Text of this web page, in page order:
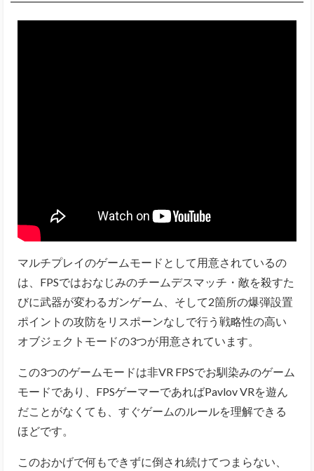
マルチプレイのゲームモードとして用意されているの
は、FPSではおなじみのチームデスマッチ・敵を殺すた
びに武器が変わるガンゲーム、そして2箇所の爆弾設置
ポイントの攻防をリスポーンなしで行う戦略性の高い
オブジェクトモードの3つが用意されています。
この3つのゲームモードは非VR FPSでお馴染みのゲーム
モードであり、FPSゲーマーであればPavlov VRを遊ん
だことがなくても、すぐゲームのルールを理解できる
ほどです。
このおかげで何もできずに倒され続けてつまらない、